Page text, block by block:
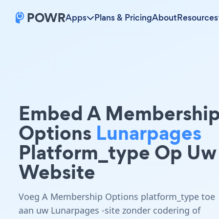
Apps Plans & PricingAboutResources
Embed A
Options Lunarpages
Platform_type Op Uw
Website
Voeg A Membership Options platform_type toe
aan uw Lunarpages -site zonder codering of